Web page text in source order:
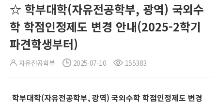
☆ 학부대학(자유전공학부, 광역) 국외수
학 학점인정제도 변경 안내(2025-2학기
파견학생부터)
자유전공학부 2025-07-10 155383
학부대학(자유전공학부,광역) 국외수학 학점인정제도 변경